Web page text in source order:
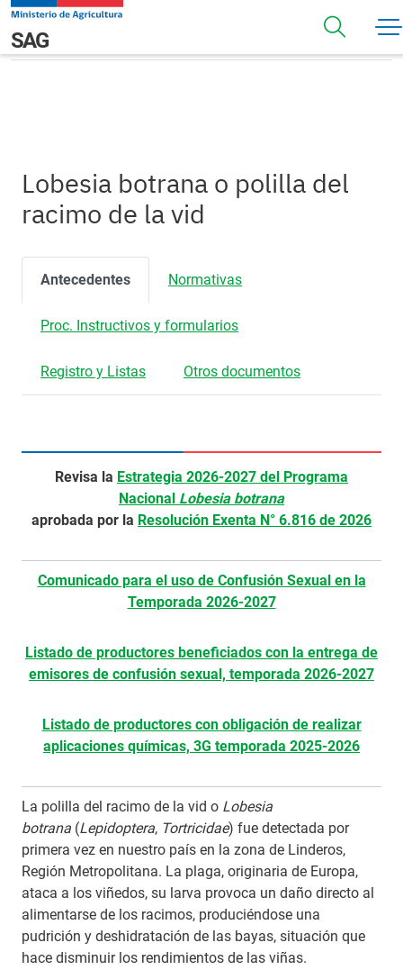
Pasar al contenido principal
Navegación principal
SAG
Lobesia botrana o polilla del racimo de la vid
Lobesia botrana o polilla del
racimo de la vid
Antecedentes Normativas
Proc. Instructivos y formularios
Registro y Listas Otros documentos
Revisa la Estrategia 2026-2027 del Programa
Nacional Lobesia botrana
aprobada por la Resolución Exenta N° 6.816 de 2026
Comunicado para el uso de Confusión Sexual en la
Temporada 2026-2027
Listado de productores beneficiados con la entrega de
emisores de confusión sexual, temporada 2026-2027
Listado de productores con obligación de realizar
aplicaciones químicas, 3G temporada 2025-2026
La polilla del racimo de la vid o Lobesia
botrana (Lepidoptera, Tortricidae) fue detectada por
primera vez en nuestro país en la zona de Linderos,
Región Metropolitana. La plaga, originaria de Europa,
ataca a los viñedos, su larva provoca un daño directo al
alimentarse de los racimos, produciéndose una
pudrición y deshidratación de las bayas, situación que
hace disminuir los rendimientos de las viñas.